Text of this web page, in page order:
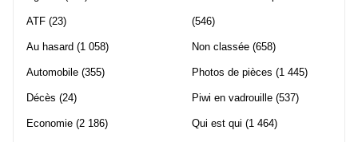
ATF (23)
Au hasard (1 058)
Automobile (355)
Décès (24)
Economie (2 186)
(546)
Non classée (658)
Photos de pièces (1 445)
Piwi en vadrouille (537)
Qui est qui (1 464)